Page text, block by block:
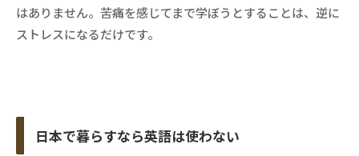
はありません。苦痛を感じてまで学ぼうとすることは、逆に
ストレスになるだけです。
日本で暮らすなら英語は使わない